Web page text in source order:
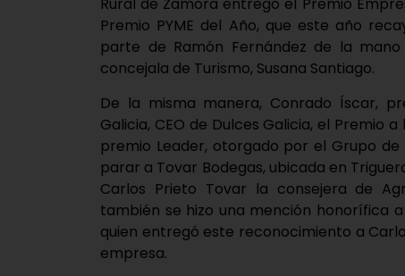
Rural de Zamora entregó el Premio
Premio PYME del Año, que este año
parte de Ramón Fernández de la
concejala de Turismo, Susana Santiago.
De la misma manera, Conrado Íscar,
Galicia, CEO de Dulces Galicia, el Premio
premio Leader, otorgado por el Grupo
parar a Tovar Bodegas, ubicada en
Carlos Prieto Tovar la consejera de
también se hizo una mención honorífica a
quien entregó este reconocimiento a
empresa.